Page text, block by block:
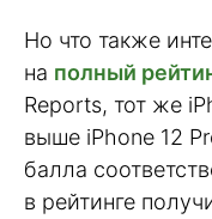
Но что также
на полный
Reports, тот же
выше iPhone 12
балла
в рейтинге